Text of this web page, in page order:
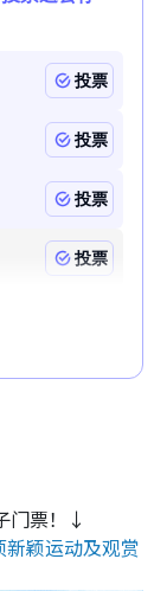
门票！↓
颖运动及观赏